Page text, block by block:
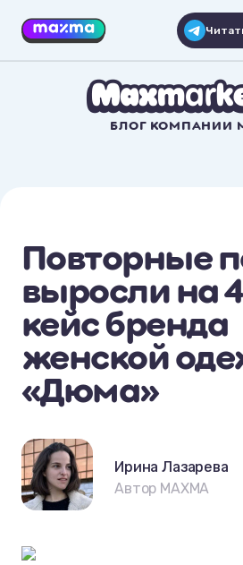
БЛОГ КОМПАНИИ
Повторные
выросли на
кейс бренда
женской
«Дюма»
Ирина Лазарева
Автор MAXMA